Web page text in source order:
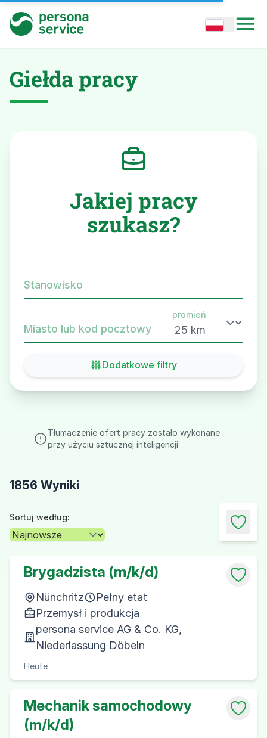
persona service Open options
Giełda pracy
Jakiej pracy
szukasz?
Stanowisko
Miasto lub kod pocztowy
promień
Dodatkowe filtry
Tłumaczenie ofert pracy zostało wykonane
przy użyciu sztucznej inteligencji.
1856 Wyniki
Sortuj według:
Brygadzista (m/k/d)
Nünchritz
Pełny etat
Przemysł i produkcja
persona service AG & Co. KG,
Niederlassung Döbeln
Heute
Mechanik samochodowy
(m/k/d)